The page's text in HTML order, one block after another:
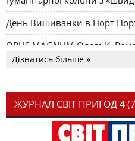
День Вишиванки в Норт
OPUS MAGNUM Олега К.
Дізнатись більше »
ЖУРНАЛ СВІТ ПРИГОД 4